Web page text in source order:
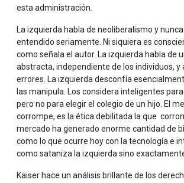
esta administración.
La izquierda habla de neoliberalismo y
entendido seriamente. Ni siquiera es
como señala el autor. La izquierda habla de
abstracta, independiente de los individuos, y
errores. La izquierda desconfía
las manipula. Los considera inteligentes
pero no para elegir el colegio de un hijo. El
corrompe, es la ética debilitada la que
mercado ha generado enorme cantidad de
como lo que ocurre hoy con la tecnología e
como sataniza la izquierda sino
Kaiser hace un análisis brillante de los